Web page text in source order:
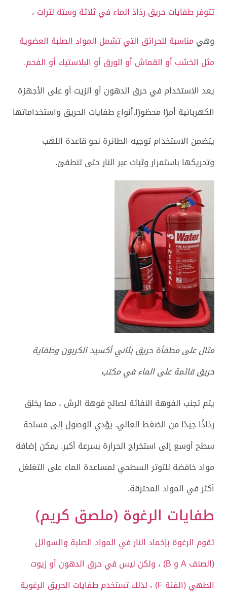
تتوفر طفايات حريق رذاذ الماء في ثلاثة وستة لترات ،
وهيمناسبة للحرائق التي تشمل المواد الصلبة العضوية
مثل الخشب أو القماش أو الورق أو البلاستيك أو الفحم.
يعد الاستخدام في حرق الدهون أو الزيت أو على الأجهزة
الكهربائية أمرًا محظورًا.أنواع طفايات الحريق واستخداماتها
يتضمن الاستخدام توجيه الطائرة نحو قاعدة اللهب
وتحريكها باستمرار وثبات عبر النار حتى تنطفئ.
مثال على مطفأة حريق بثاني أكسيد الكربون وطفاية
حريق قائمة على الماء في مكتب
يتم تجنب الفوهة النفاثة لصالح فوهة الرش ، مما يخلق
رذاذًا جيدًا من الضغط العالي. يؤدي الوصول إلى مساحة
سطح أوسع إلى استخراج الحرارة بسرعة أكبر. يمكن إضافة
مواد خافضة للتوتر السطحي لمساعدة الماء على التغلغل
أكثر في المواد المحترقة.
طفايات الرغوة (ملصق كريم)
تقوم الرغوة بإخماد النار في المواد الصلبة والسوائل
(الصنف A و B) ، ولكن ليس في حرق الدهون أو زيوت
الطهي (الفئة F) ، لذلك تستخدم طفايات الحريق الرغوية